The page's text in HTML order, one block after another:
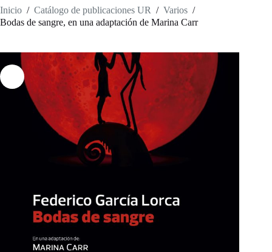
Inicio / Catálogo de publicaciones UR / Varios /
Bodas de sangre, en una adaptación de Marina Carr